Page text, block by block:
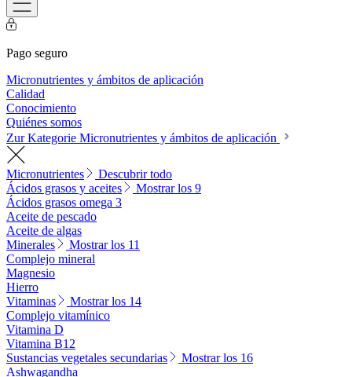
Pago seguro
Micronutrientes y ámbitos de aplicación
Calidad
Conocimiento
Quiénes somos
Zur Kategorie Micronutrientes y ámbitos de aplicación
Micronutrientes
Descubrir todo
Ácidos grasos y aceites
Mostrar los 9
Ácidos grasos omega 3
Aceite de pescado
Aceite de algas
Minerales
Mostrar los 11
Complejo mineral
Magnesio
Hierro
Vitaminas
Mostrar los 14
Complejo vitamínico
Vitamina D
Vitamina B12
Sustancias vegetales secundarias
Mostrar los 16
Ashwagandha